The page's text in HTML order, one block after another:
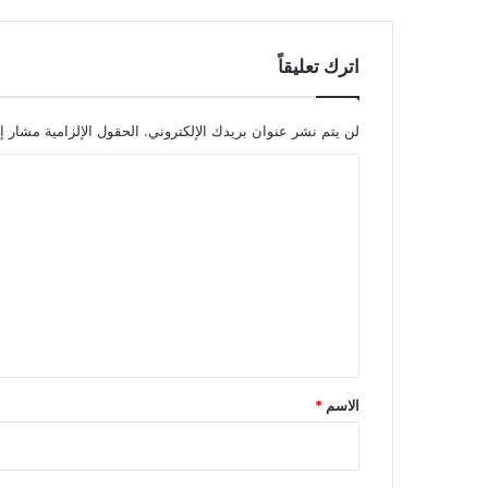
اترك تعليقاً
لن يتم نشر عنوان بريدك الإلكتروني. الحقول الإلزامية مشار
*
الاسم *